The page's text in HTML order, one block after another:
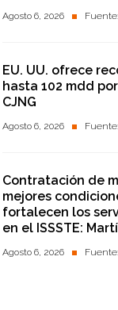
Agosto 6, 2026 Fuente:
EU. UU. ofrece
hasta 102 mdd
CJNG
Agosto 6, 2026 Fuente:
Contratación de
mejores
fortalecen los
en el ISSSTE:
Agosto 6, 2026 Fuente: